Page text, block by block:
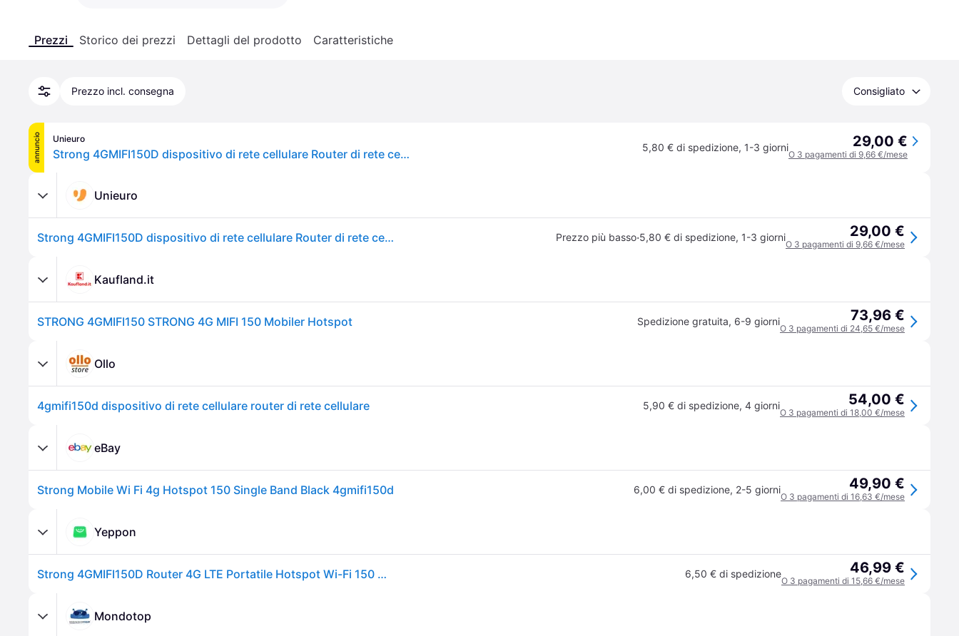
Prezzi Storico dei prezzi Dettagli del prodotto Caratteristiche
Prezzo incl. consegna Consigliato
annuncio Unieuro
Strong 4GMIFI150D dispositivo di rete cellulare Router di rete cellulare 5,80 € di spedizione, 1-3 giorni 29,00 €
O 3 pagamenti di 9,66 €/mese
Unieuro
Strong 4GMIFI150D dispositivo di rete cellulare Router di rete cellulare Prezzo più basso·5,80 € di spedizione, 1-3 giorni 29,00 €
O 3 pagamenti di 9,66 €/mese
Kaufland.it
STRONG 4GMIFI150 STRONG 4G MIFI 150 Mobiler Hotspot Spedizione gratuita, 6-9 giorni 73,96 €
O 3 pagamenti di 24,65 €/mese
Ollo
4gmifi150d dispositivo di rete cellulare router di rete cellulare 5,90 € di spedizione, 4 giorni 54,00 €
O 3 pagamenti di 18,00 €/mese
eBay
Strong Mobile Wi Fi 4g Hotspot 150 Single Band Black 4gmifi150d 6,00 € di spedizione, 2-5 giorni 49,90 €
O 3 pagamenti di 16,63 €/mese
Yeppon
Strong 4GMIFI150D Router 4G LTE Portatile Hotspot Wi-Fi 150 Mbit-s Display Batteria 2100 mAh colore Nero 6,50 € di spedizione 46,99 €
O 3 pagamenti di 15,66 €/mese
Mondotop